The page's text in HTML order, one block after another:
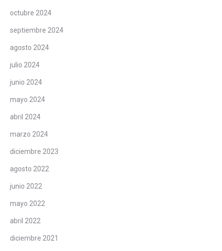
octubre 2024
septiembre 2024
agosto 2024
julio 2024
junio 2024
mayo 2024
abril 2024
marzo 2024
diciembre 2023
agosto 2022
junio 2022
mayo 2022
abril 2022
diciembre 2021